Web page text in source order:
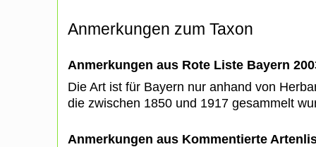
Anmerkungen zum Taxon
Anmerkungen aus Rote Liste Bayern
Die Art ist für Bayern nur anhand von
die zwischen 1850 und 1917 gesammelt
Anmerkungen aus Kommentierte